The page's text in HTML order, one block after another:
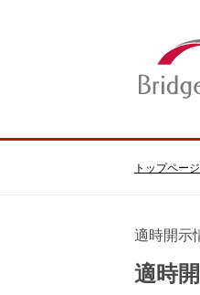
トップページ
適時開示
適時